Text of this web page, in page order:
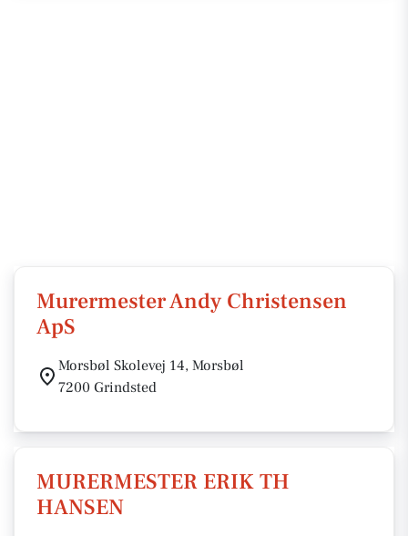
Murermester Andy Christensen
ApS
Morsbøl Skolevej 14, Morsbøl
7200 Grindsted
MURERMESTER ERIK TH
HANSEN